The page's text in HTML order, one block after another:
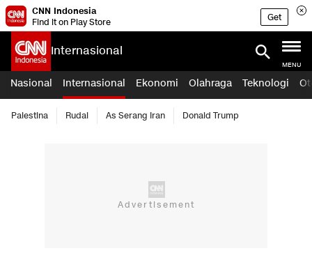
CNN Indonesia
Find it on Play Store
Get
Internasional
MENU
Nasional Internasional Ekonomi Olahraga Teknologi
Palestina Rudal As Serang Iran Donald Trump